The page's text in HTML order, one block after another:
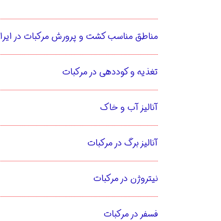
مناطق مناسب کشت و پرورش مرکبات در
تغذیه و کوددهی در مرکبات
آنالیز آب و خاک
آنالیز برگ در مرکبات
نیتروژن در مرکبات
فسفر در مرکبات